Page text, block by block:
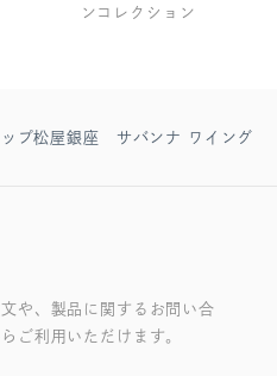
ンコレクション
ップ松屋銀座 サバンナ ワイングラ
や、製品に関するお問い合
ご利用いただけます。